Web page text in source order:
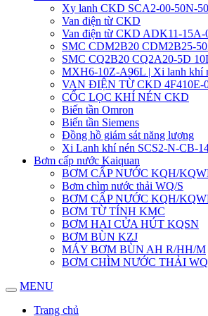
Xy lanh CKD SCA2-00-50N-50
Van điện từ CKD
Van điện từ CKD ADK11-15A-
SMC CDM2B20 CDM2B25-
SMC CQ2B20 CQ2A20-5D
MXH6-10Z-A96L | Xi lanh khí
VAN ĐIỆN TỪ CKD 4F410E-
CỐC LỌC KHÍ NÉN CKD
Biến tần Omron
Biến tần Siemens
Đồng hồ giám sát năng lượng
Xi Lanh khí nén SCS2-N-CB-
Bơm cấp nước Kaiquan
BƠM CẤP NƯỚC KQH/
Bơm chìm nước thải WQ/S
BƠM CẤP NƯỚC KQH/
BƠM TỪ TÍNH KMC
BƠM HAI CỬA HÚT KQSN
BƠM BÙN KZJ
MÁY BƠM BÙN AH R/HH/M
BƠM CHÌM NƯỚC THẢI WQ
MENU
Trang chủ